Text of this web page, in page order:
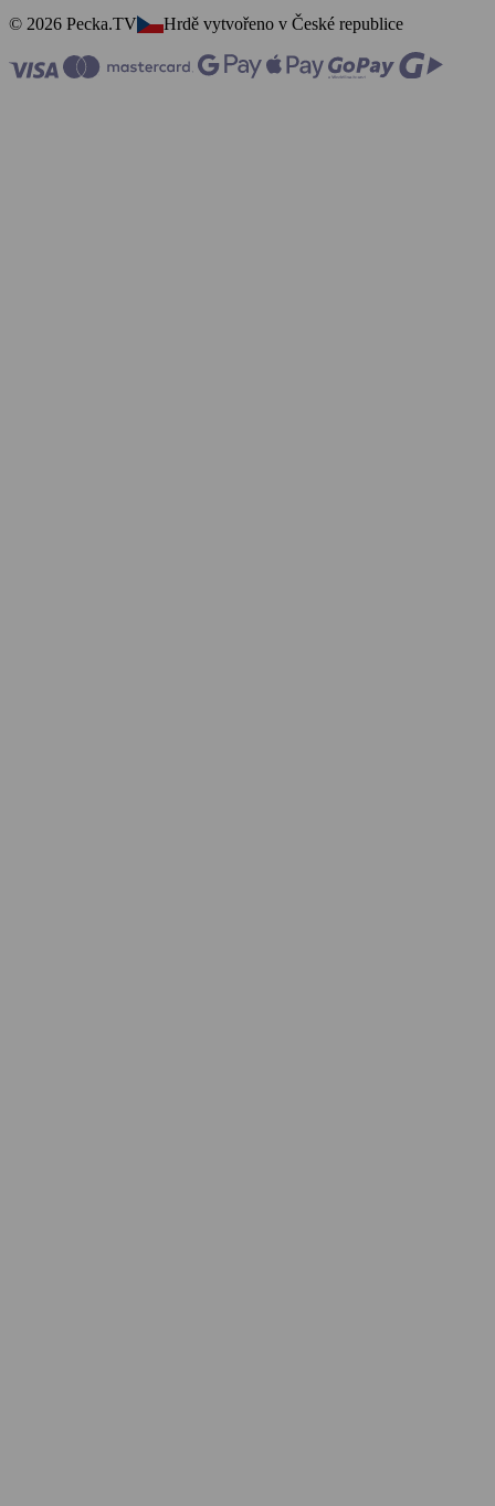
© 2026 Pecka.TV
Hrdě vytvořeno v České republice